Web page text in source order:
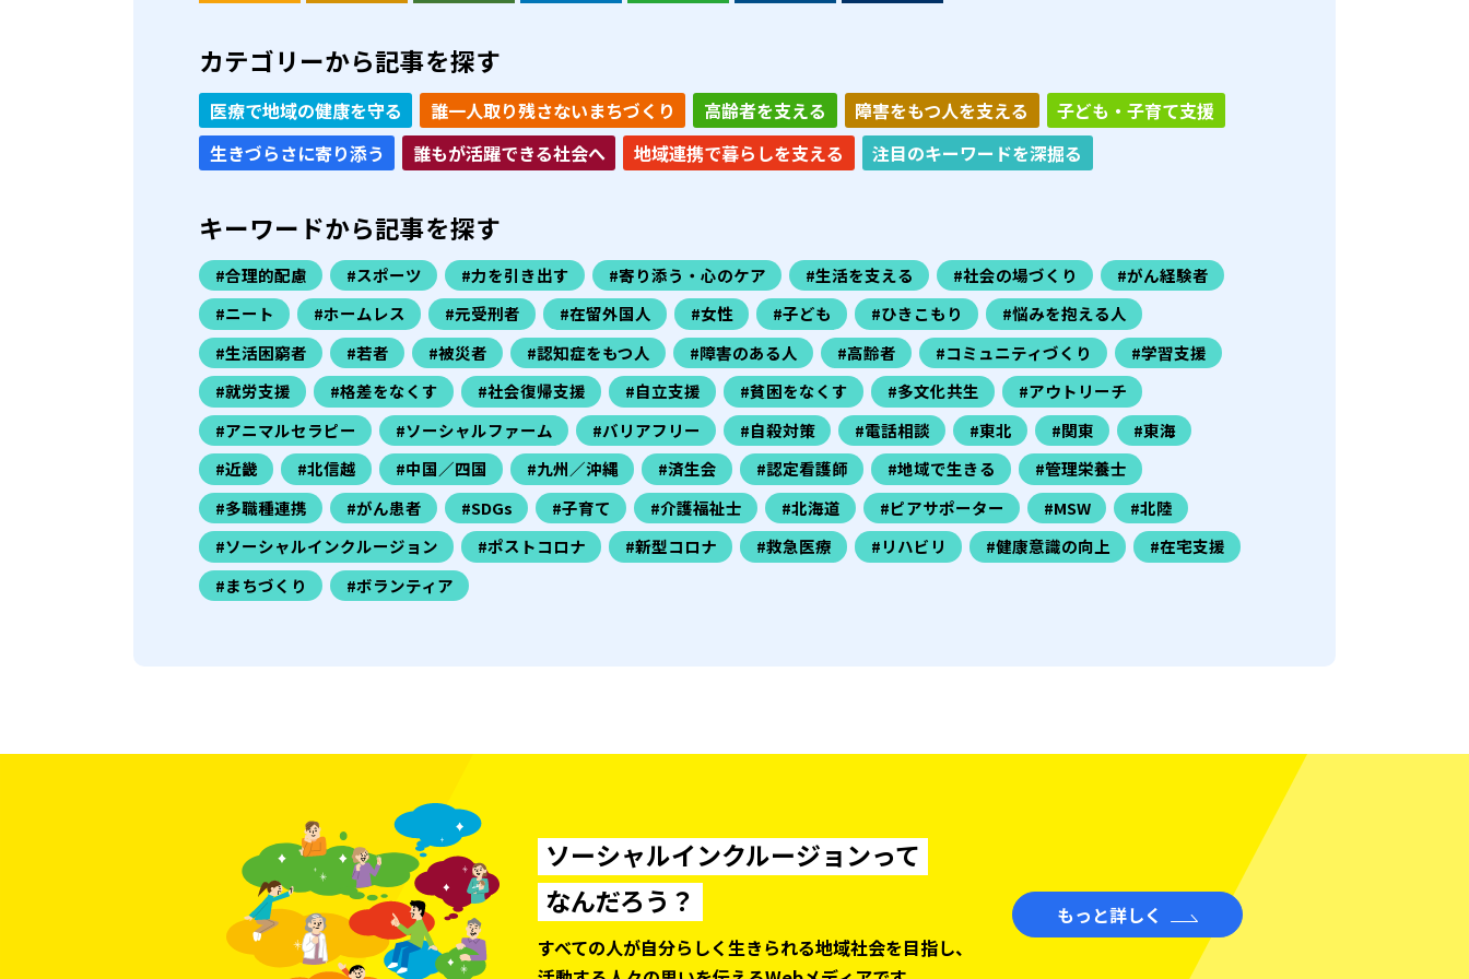
カテゴリーから記事を探す
医療で地域の健康を守る 誰一人取り残さないまちづくり 高齢者を支える 障害をもつ人を支える
子ども・子育て支援
生きづらさに寄り添う
誰もが活躍できる社会へ 地域連携で暮らしを支える 注目のキーワードを深掘る
キーワードから記事を探す
#合理的配慮 #スポーツ #力を引き出す #寄り添う・心のケア #生活を支える #社会の場づくり
#がん経験者
#ニート
#ホームレス #元受刑者 #在留外国人 #女性 #子ども #ひきこもり
#悩みを抱える人
#生活困窮者
#若者 #被災者 #認知症をもつ人 #障害のある人 #高齢者 #コミュニティづくり
#学習支援
#就労支援
#格差をなくす #社会復帰支援 #自立支援 #貧困をなくす #多文化共生
#アウトリーチ
#アニマルセラピー
#ソーシャルファーム #バリアフリー #自殺対策 #電話相談 #東北 #関東
#東海
#近畿
#北信越 #中国／四国 #九州／沖縄 #済生会 #認定看護師 #地域で生きる
#管理栄養士
#多職種連携
#がん患者 #SDGs #子育て #介護福祉士 #北海道 #ピアサポーター #MSW
#北陸
#ソーシャルインクルージョン
#ポストコロナ #新型コロナ #救急医療 #リハビリ #健康意識の向上
#在宅支援
#まちづくり
#ボランティア
ソーシャルインクルージョンって
なんだろう？
すべての人が自分らしく生きられる地域社会を目指し、
もっと詳しく